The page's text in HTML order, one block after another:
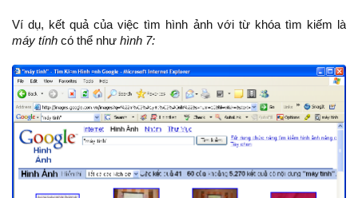
Ví dụ, kết quả của việc tìm hình ảnh với từ khóa tìm kiếm là
máy tính có thể như hình 7: